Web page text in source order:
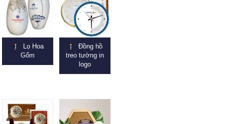
Lọ Hoa
Gốm
Đồng hồ
treo tường in
logo